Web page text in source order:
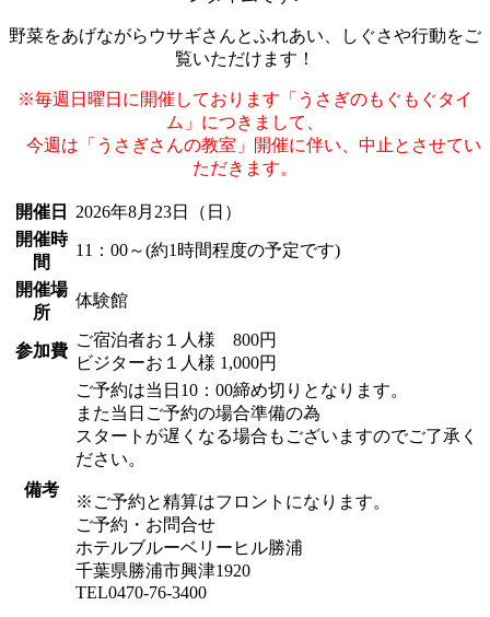
野菜をあげながらウサギさんとふれあい、しぐさや行動をご
覧いただけます！
※毎週日曜日に開催しております「うさぎのもぐもぐタイ
ム」につきまして、
今週は「うさぎさんの教室」開催に伴い、中止とさせてい
ただきます。
開催日
2026年8月23日（日）
開催時
間
11：00～(約1時間程度の予定です)
開催場
所
体験館
参加費
ご宿泊者お１人様 800円
ビジターお１人様 1,000円
備考
ご予約は当日10：00締め切りとなります。
また当日ご予約の場合準備の為
スタートが遅くなる場合もございますのでご了承く
ださい。
※ご予約と精算はフロントになります。
ご予約・お問合せ
ホテルブルーベリーヒル勝浦
千葉県勝浦市興津1920
TEL0470-76-3400